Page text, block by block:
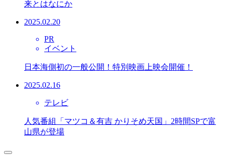
来とはなにか
2025.02.20
PR
イベント
日本海側初の一般公開！特別映画上映会開催！
2025.02.16
テレビ
人気番組「マツコ＆有吉 かりそめ天国」2時間SPで富
山県が登場